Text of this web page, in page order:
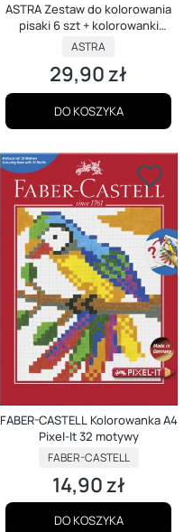
ASTRA Zestaw do kolorowania
pisaki 6 szt + kolorowanki
Flowers
PRODUCENT
ASTRA
Cena
29,90 zł
DO KOSZYKA
FABER-CASTELL Kolorowanka A4
Pixel-It 32 motywy
PRODUCENT
FABER-CASTELL
Cena
14,90 zł
DO KOSZYKA